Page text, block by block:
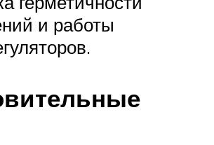
и работы